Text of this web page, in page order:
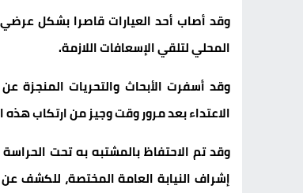
وقد أصاب أحد العيارات قاصرا بشكل
المحلي لتلقي الإسعافات اللازمة.
وقد أسفرت الأبحاث والتحريات المنجزة
الاعتداء بعد مرور وقت وجيز من ارتكاب هذه
وقد تم الاحتفاظ بالمشتبه به تحت
إشراف النيابة العامة المختصة، للكشف